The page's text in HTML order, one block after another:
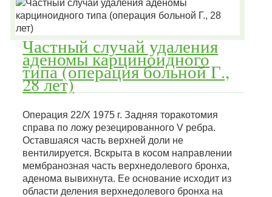
Частный случай удаления
аденомы карциноидного
типа (операция больной Г.,
28 лет)
Операция 22/Х 1975 г. Задняя торакотомия
справа по ложу резецированного V ребра.
Оставшаяся часть верхней доли не
вентилируется. Вскрыта в косом направлении
мембранозная часть верхнедолевого бронха,
аденома вывихнута. Ее основание исходит из
области деления верхнедолевого бронха на